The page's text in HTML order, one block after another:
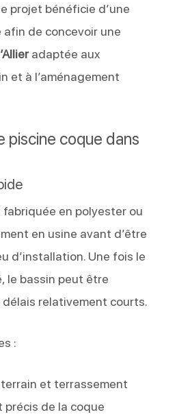
projet bénéficie d’une
de concevoir une
adaptée aux
et à l’aménagement
piscine coque dans
en polyester ou
en usine avant d’être
d’installation. Une fois le
le bassin peut être
relativement courts.
:
et terrassement
précis de la coque